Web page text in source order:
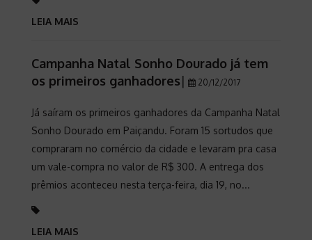
LEIA MAIS
Campanha Natal Sonho Dourado já tem
os primeiros ganhadores| 20/12/2017
Já saíram os primeiros ganhadores da Campanha Natal
Sonho Dourado em Paiçandu. Foram 15 sortudos que
compraram no comércio da cidade e levaram pra casa
um vale-compra no valor de R$ 300. A entrega dos
prêmios aconteceu nesta terça-feira, dia 19, no...
LEIA MAIS